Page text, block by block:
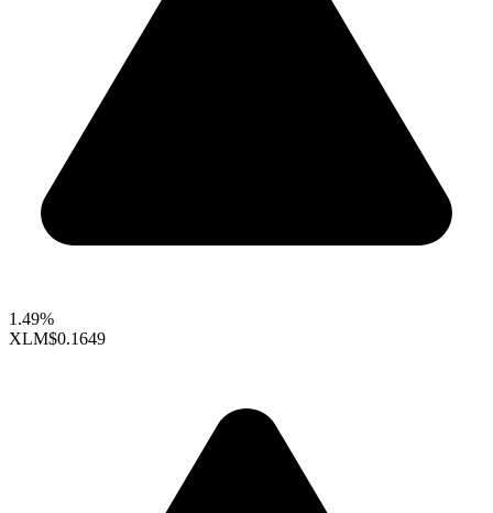
1.49%
XLM$0.1649